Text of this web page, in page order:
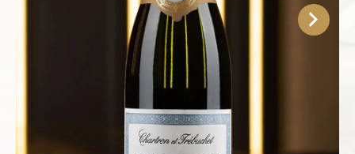
Розовые вина
Итальянские вина
Французские вина
Испанские вина